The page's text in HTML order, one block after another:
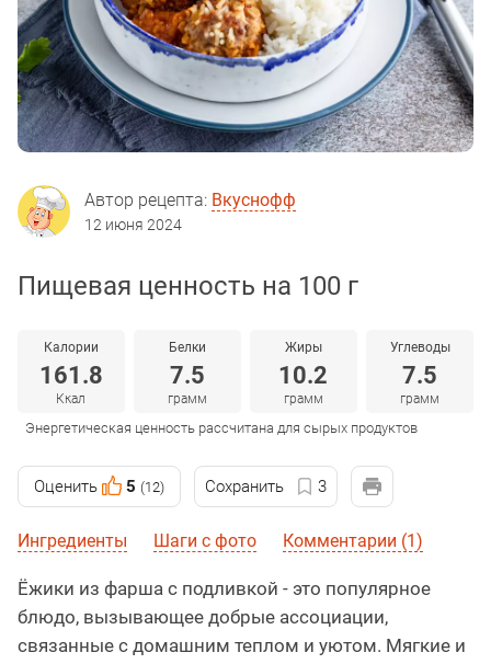
Автор рецепта: Вкуснофф
12 июня 2024
Пищевая ценность на 100 г
Калории
161.8
Ккал
Белки
7.5
грамм
Жиры
10.2
грамм
Углеводы
7.5
грамм
Энергетическая ценность рассчитана для сырых продуктов
Оценить 5 (12) Сохранить 3
Ингредиенты Шаги с фото Комментарии (1)
Ёжики из фарша с подливкой - это популярное
блюдо, вызывающее добрые ассоциации,
связанные с домашним теплом и уютом. Мягкие и